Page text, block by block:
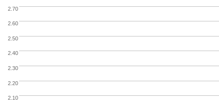
2.50
2.10
2.20
2.30
2.40
2.60
2.70